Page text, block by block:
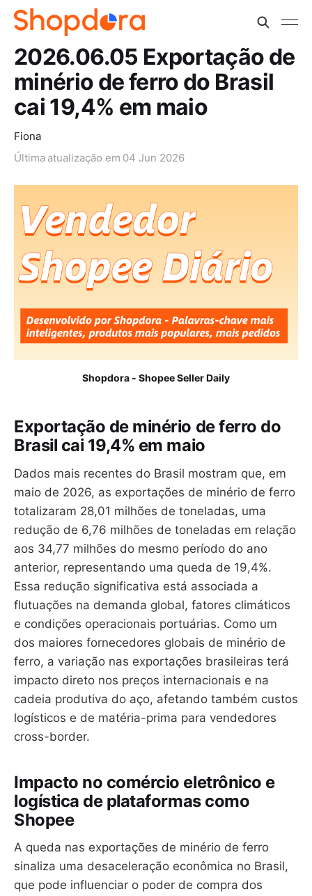
2026.06.05 Exportação de
minério de ferro do Brasil
cai 19,4% em maio
Fiona
Última atualização em 04 Jun 2026
Shopdora - Shopee Seller Daily
Exportação de minério de ferro do
Brasil cai 19,4% em maio
Dados mais recentes do Brasil mostram que, em
maio de 2026, as exportações de minério de ferro
totalizaram 28,01 milhões de toneladas, uma
redução de 6,76 milhões de toneladas em relação
aos 34,77 milhões do mesmo período do ano
anterior, representando uma queda de 19,4%.
Essa redução significativa está associada a
flutuações na demanda global, fatores climáticos
e condições operacionais portuárias. Como um
dos maiores fornecedores globais de minério de
ferro, a variação nas exportações brasileiras terá
impacto direto nos preços internacionais e na
cadeia produtiva do aço, afetando também custos
logísticos e de matéria-prima para vendedores
cross-border.
Impacto no comércio eletrônico e
logística de plataformas como
Shopee
A queda nas exportações de minério de ferro
sinaliza uma desaceleração econômica no Brasil,
que pode influenciar o poder de compra dos